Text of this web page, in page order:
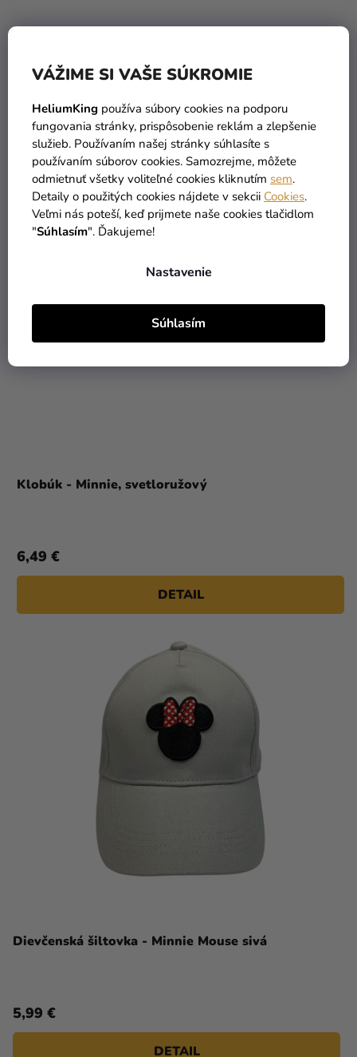
VÁŽIME SI VAŠE SÚKROMIE
HeliumKing používa súbory cookies na podporu
fungovania stránky, prispôsobenie reklám a zlepšenie
služieb. Používaním našej stránky súhlasíte s
používaním súborov cookies. Samozrejme, môžete
odmietnuť všetky voliteľné cookies kliknutím sem.
Detaily o použitých cookies nájdete v sekcii Cookies.
Veľmi nás poteší, keď prijmete naše cookies tlačidlom
"Súhlasím". Ďakujeme!
Nastavenie
Súhlasím
6,79 €
DETAIL
High-contrast mode
MOHLO BY VÁS ZAUJÍMAŤ
Klobúk - Minnie, svetloružový
6,49 €
DETAIL
Dievčenská šiltovka - Minnie Mouse sivá
5,99 €
DETAIL